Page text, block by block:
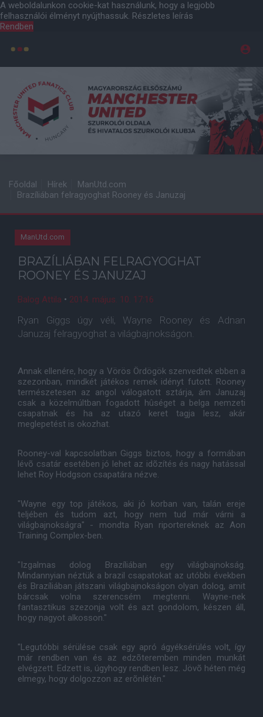
A weboldalunkon cookie-kat használunk, hogy a legjobb
felhasználói élményt nyújthassuk. Részletes leírás
Rendben
Főoldal Hírek
ManUtd.com
Brazíliában felragyoghat Rooney és Januzaj
ManUtd.com
BRAZÍLIÁBAN FELRAGYOGHAT
ROONEY ÉS JANUZAJ
Balog Attila • 2014. május. 10. 17:16
Ryan Giggs úgy véli, Wayne Rooney és Adnan
Januzaj felragyoghat a világbajnokságon.
Annak ellenére, hogy a Vörös Ördögök szenvedtek ebben a
szezonban, mindkét játékos remek idényt futott. Rooney
természetesen az angol válogatott sztárja, ám Januzaj
csak a közelmúltban fogadott hûséget a belga nemzeti
csapatnak és ha az utazó keret tagja lesz, akár
meglepetést is okozhat.
Rooney-val kapcsolatban Giggs biztos, hogy a formában
lévõ csatár esetében jó lehet az idõzítés és nagy hatással
lehet Roy Hodgson csapatára nézve.
"Wayne egy top játékos, aki jó korban van, talán ereje
teljében és tudom azt, hogy nem tud már várni a
világbajnokságra" - mondta Ryan riportereknek az Aon
Training Complex-ben.
"Izgalmas dolog Brazíliában egy világbajnokság.
Mindannyian néztük a brazil csapatokat az utóbbi években
és Brazíliában játszani világbajnokságon olyan dolog, amit
bárcsak volna szerencsém megtenni. Wayne-nek
fantasztikus szezonja volt és azt gondolom, készen áll,
hogy nagyot alkosson."
"Legutóbbi sérülése csak egy apró ágyéksérülés volt, így
már rendben van és az edzõteremben minden munkát
elvégzett. Edzett is, úgyhogy rendben lesz. Jövõ héten még
elmegy, hogy dolgozzon az erõnlétén."